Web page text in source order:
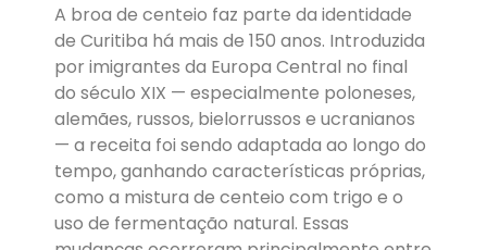
A broa de centeio faz parte da identidade
de Curitiba há mais de 150 anos. Introduzida
por imigrantes da Europa Central no final
do século XIX — especialmente poloneses,
alemães, russos, bielorrussos e ucranianos
— a receita foi sendo adaptada ao longo do
tempo, ganhando características próprias,
como a mistura de centeio com trigo e o
uso de fermentação natural. Essas